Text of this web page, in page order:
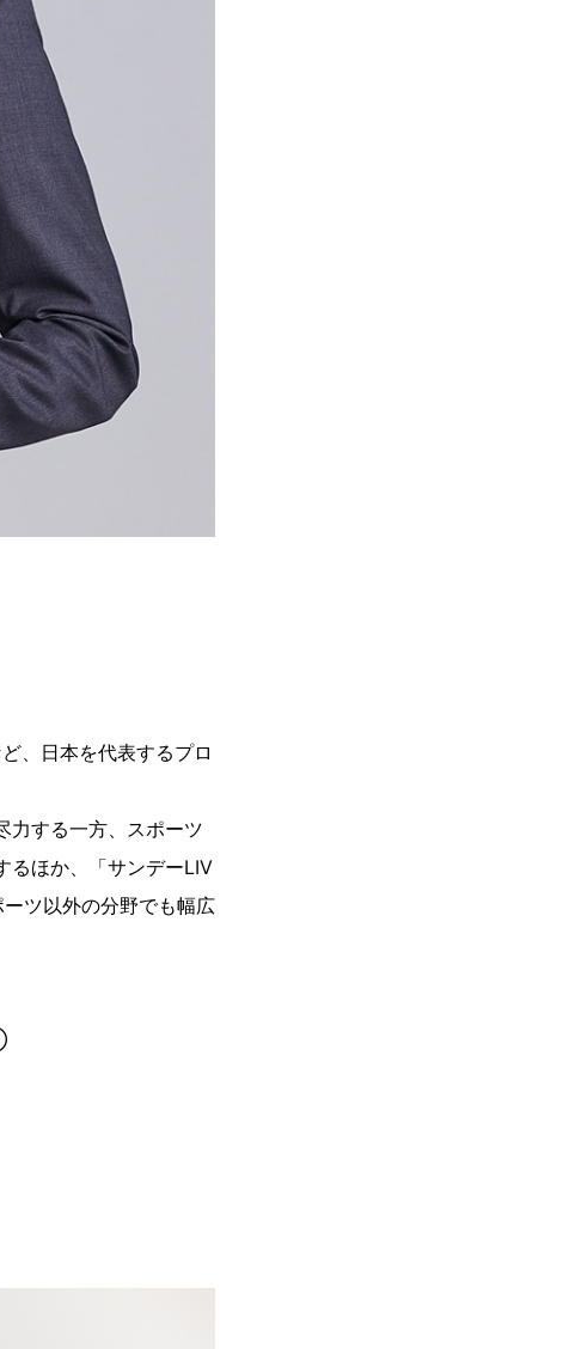
、日本を代表するプロ
力する一方、スポーツ
るほか、「サンデーLIV
ツ以外の分野でも幅広